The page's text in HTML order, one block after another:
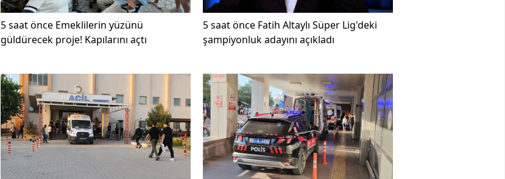
5 saat önce Emeklilerin yüzünü
güldürecek proje! Kapılarını açtı
5 saat önce Fatih Altaylı Süper Lig'deki
şampiyonluk adayını açıkladı